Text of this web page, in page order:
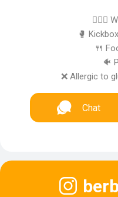
🏋🏻‍♀️
🥊
🍴
🐠
❌ Allergic to
Chat